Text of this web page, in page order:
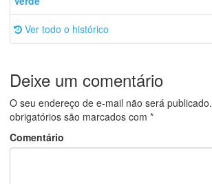
Ver todo o histórico
Deixe um comentário
O seu endereço de e-mail não será publicado.
obrigatórios são marcados com *
Comentário